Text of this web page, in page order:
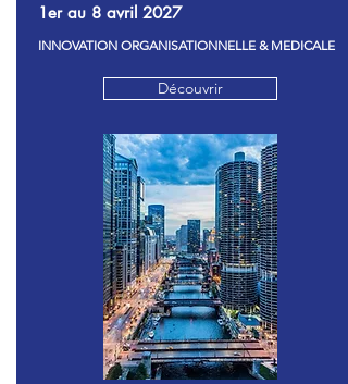
1er au 8 avril 2027
INNOVATION ORGANISATIONNELLE & MEDICALE
Découvrir